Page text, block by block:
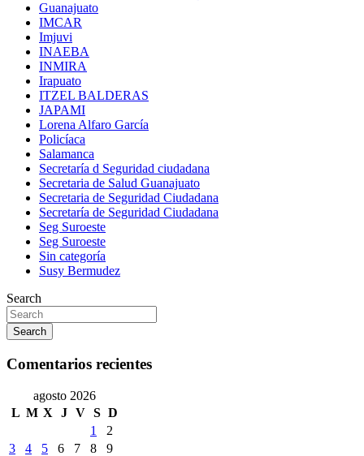
Guanajuato
IMCAR
Imjuvi
INAEBA
INMIRA
Irapuato
ITZEL BALDERAS
JAPAMI
Lorena Alfaro García
Policíaca
Salamanca
Secretaría d Seguridad ciudadana
Secretaria de Salud Guanajuato
Secretaria de Seguridad Ciudadana
Secretaría de Seguridad Ciudadana
Seg Suroeste
Seg Suroeste
Sin categoría
Susy Bermudez
Search
Search
Comentarios recientes
agosto 2026
L M X J V S D
1
2
3
4 5 6 7 8
9